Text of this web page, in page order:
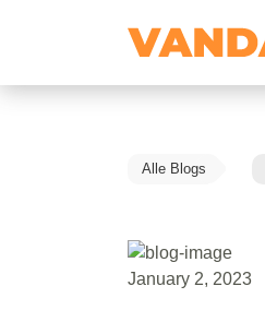
Alle Blogs
January 2, 2023